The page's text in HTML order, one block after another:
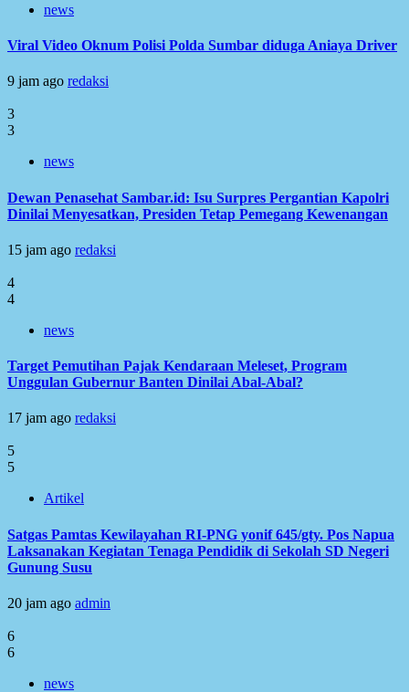
news
Viral Video Oknum Polisi Polda Sumbar diduga Aniaya Driver
9 jam ago redaksi
3
3
news
Dewan Penasehat Sambar.id: Isu Surpres Pergantian Kapolri
Dinilai Menyesatkan, Presiden Tetap Pemegang Kewenangan
15 jam ago redaksi
4
4
news
Target Pemutihan Pajak Kendaraan Meleset, Program
Unggulan Gubernur Banten Dinilai Abal-Abal?
17 jam ago redaksi
5
5
Artikel
Satgas Pamtas Kewilayahan RI-PNG yonif 645/gty. Pos Napua
Laksanakan Kegiatan Tenaga Pendidik di Sekolah SD Negeri
Gunung Susu
20 jam ago admin
6
6
news